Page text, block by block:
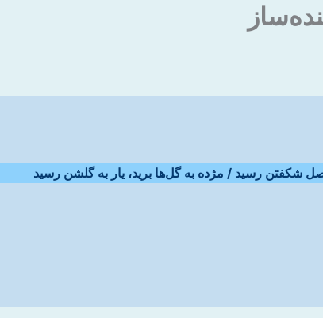
شکفتن رسید / مژده به گل‌ها برید، یار به گلشن رسید